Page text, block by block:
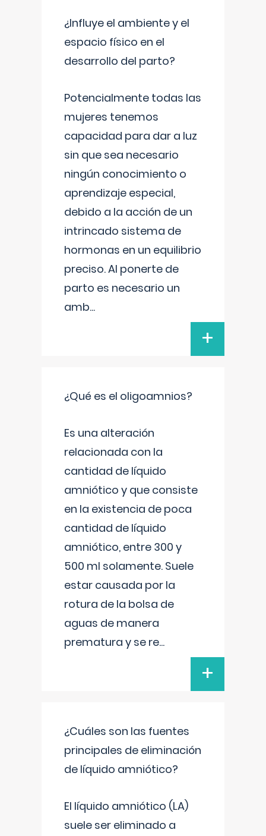
¿Influye el ambiente y el
espacio físico en el
desarrollo del parto?
Potencialmente todas las
mujeres tenemos
capacidad para dar a luz
sin que sea necesario
ningún conocimiento o
aprendizaje especial,
debido a la acción de un
intrincado sistema de
hormonas en un equilibrio
preciso. Al ponerte de
parto es necesario un
amb...
+
¿Qué es el oligoamnios?
Es una alteración
relacionada con la
cantidad de líquido
amniótico y que consiste
en la existencia de poca
cantidad de líquido
amniótico, entre 300 y
500 ml solamente. Suele
estar causada por la
rotura de la bolsa de
aguas de manera
prematura y se re...
+
¿Cuáles son las fuentes
principales de eliminación
de líquido amniótico?
El líquido amniótico (LA)
suele ser eliminado a